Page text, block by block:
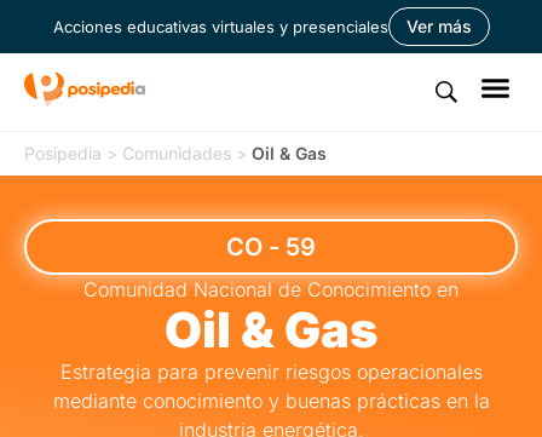
Acciones educativas virtuales y presenciales Ver más
Posipedia > Comunidades > Oil & Gas
CO - 59
Comunidad Nacional de Conocimiento en
Oil & Gas
Estrategia para prevenir riesgos operacionales
mediante conocimiento y buenas prácticas en la
industria energética.